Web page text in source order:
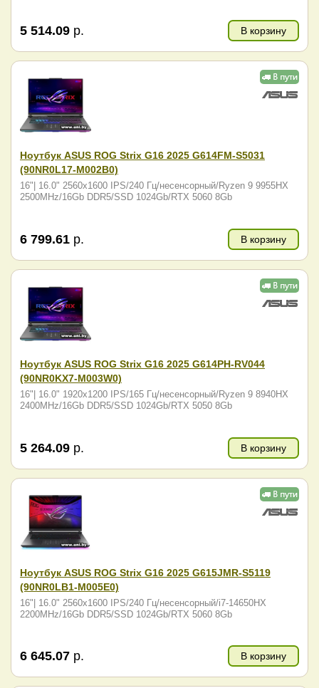
5 514.09 р. В корзину
Ноутбук ASUS ROG Strix G16 2025 G614FM-S5031
(90NR0L17-M002B0)
16"| 16.0" 2560x1600 IPS/240 Гц/несенсорный/Ryzen 9 9955HX
2500MHz/16Gb DDR5/SSD 1024Gb/RTX 5060 8Gb
6 799.61 р. В корзину
Ноутбук ASUS ROG Strix G16 2025 G614PH-RV044
(90NR0KX7-M003W0)
16"| 16.0" 1920x1200 IPS/165 Гц/несенсорный/Ryzen 9 8940HX
2400MHz/16Gb DDR5/SSD 1024Gb/RTX 5050 8Gb
5 264.09 р. В корзину
Ноутбук ASUS ROG Strix G16 2025 G615JMR-S5119
(90NR0LB1-M005E0)
16"| 16.0" 2560x1600 IPS/240 Гц/несенсорный/i7-14650HX
2200MHz/16Gb DDR5/SSD 1024Gb/RTX 5060 8Gb
6 645.07 р. В корзину